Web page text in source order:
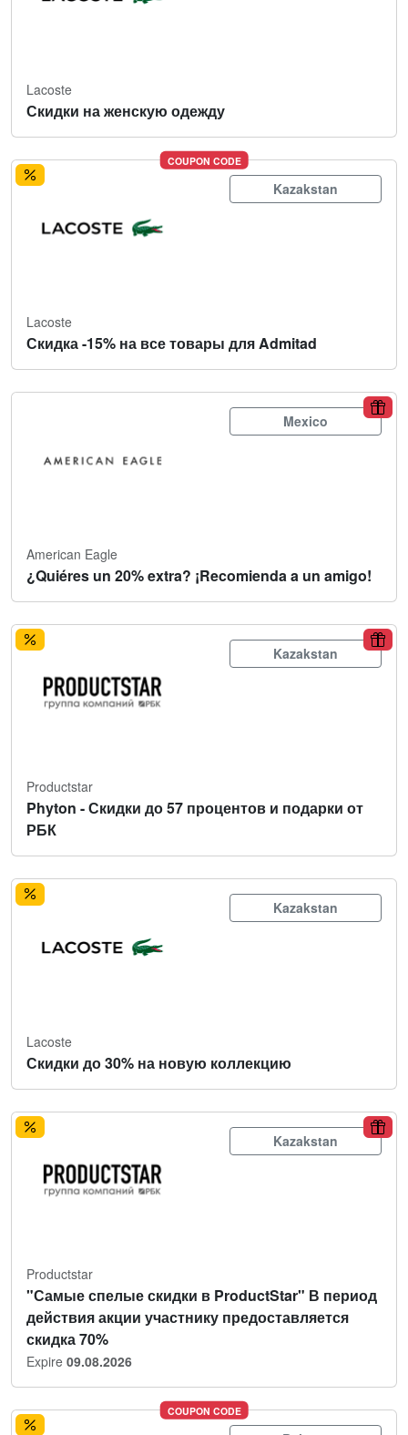
Lacoste
Скидки на женскую одежду
COUPON CODE
Kazakstan
Lacoste
Скидка -15% на все товары для Admitad
Mexico
American Eagle
¿Quiéres un 20% extra? ¡Recomienda a un amigo!
Kazakstan
Productstar
Phyton - Скидки до 57 процентов и подарки от
РБК
Kazakstan
Lacoste
Скидки до 30% на новую коллекцию
Kazakstan
Productstar
"Самые спелые скидки в ProductStar" В период
действия акции участнику предоставляется
скидка 70%
Expire 09.08.2026
COUPON CODE